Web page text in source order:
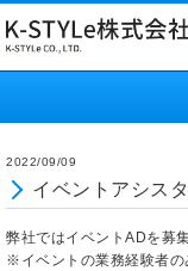
2022/09/09
イベントアシス
弊社ではイベントADを募
※イベントの業務経験者の